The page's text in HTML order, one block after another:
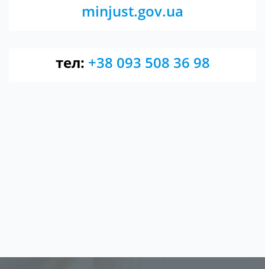
minjust.gov.ua
тел: +38 093 508 36 98